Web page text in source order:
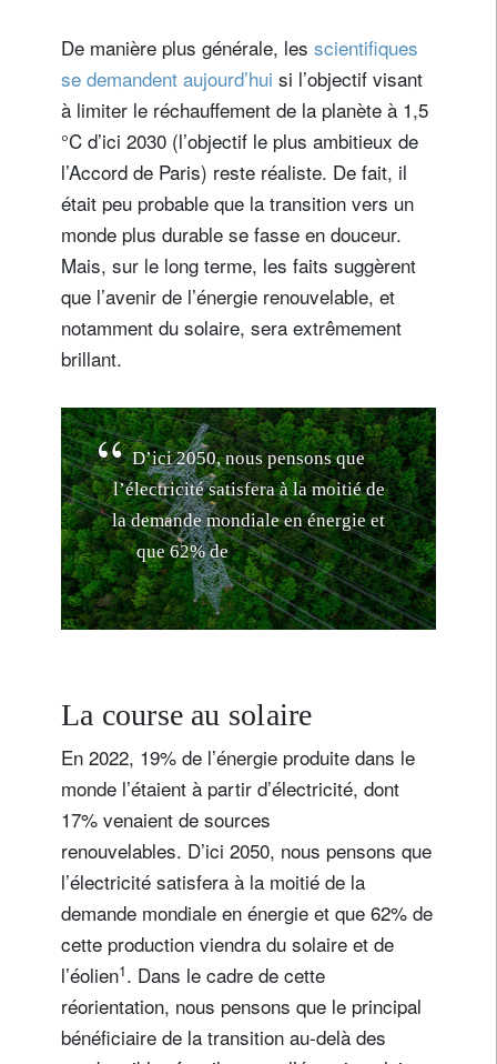
De manière plus générale, les scientifiques
se demandent aujourd’hui si l’objectif visant
à limiter le réchauffement de la planète à 1,5
°C d’ici 2030 (l’objectif le plus ambitieux de
l’Accord de Paris) reste réaliste. De fait, il
était peu probable que la transition vers un
monde plus durable se fasse en douceur.
Mais, sur le long terme, les faits suggèrent
que l’avenir de l’énergie renouvelable, et
notamment du solaire, sera extrêmement
brillant.
D’ici 2050, nous pensons que
l’électricité satisfera à la moitié de
la demande mondiale en énergie et
que 62% de cette production
viendra du solaire et
La course au solaire
En 2022, 19% de l’énergie produite dans le
monde l’étaient à partir d’électricité, dont
17% venaient de sources
renouvelables. D’ici 2050, nous pensons que
l’électricité satisfera à la moitié de la
demande mondiale en énergie et que 62% de
cette production viendra du solaire et de
l’éolien1. Dans le cadre de cette
réorientation, nous pensons que le principal
bénéficiaire de la transition au-delà des